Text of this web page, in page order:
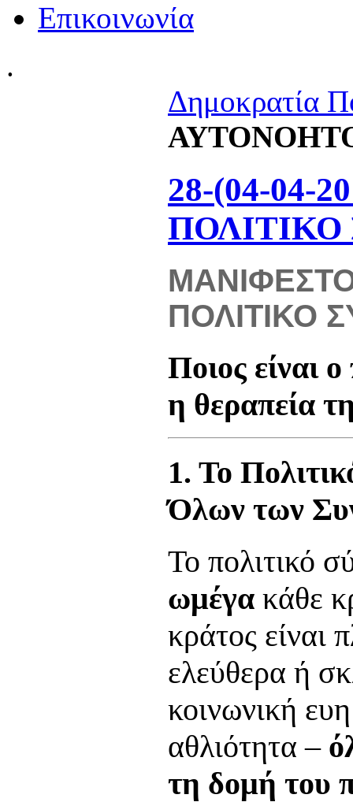
Επικοινωνία
.
Δημοκρατία
28-(04-04-
ΠΟΛΙΤΙΚΟ
Ποιος είναι
η θεραπεία
1. Το
Όλων των
Το πολιτικό
ωμέγα κάθε
κράτος είναι
ελεύθερα ή
κοινωνική
αθλιότητα –
τη δομή του